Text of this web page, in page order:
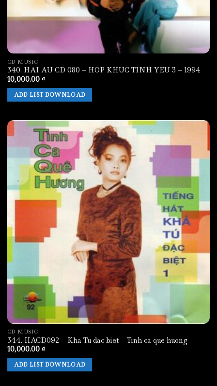
CD MUSIC
340. HAI AU CD 080 – HOP KHUC TINH YEU 3 – 1994
10,000.00 ₫
ADD LIST DOWNLOAD
CD MUSIC
344. HACD092 – Kha Tu dac biet – Tinh ca que huong
10,000.00 ₫
ADD LIST DOWNLOAD